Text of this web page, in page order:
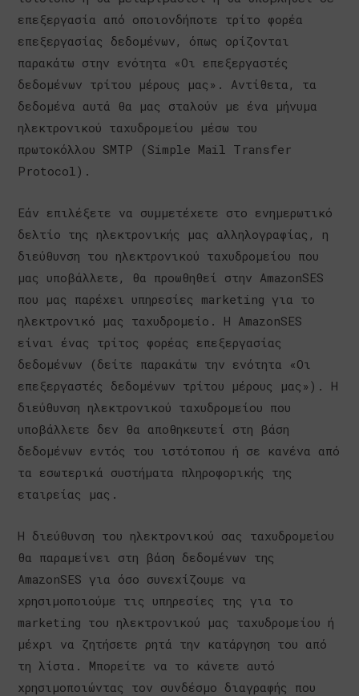
επεξεργασία από οποιονδήποτε τρίτο φορέα
επεξεργασίας δεδομένων, όπως ορίζονται
παρακάτω στην ενότητα «Οι επεξεργαστές
δεδομένων τρίτου μέρους μας». Αντίθετα, τα
δεδομένα αυτά θα μας σταλούν με ένα μήνυμα
ηλεκτρονικού ταχυδρομείου μέσω του
πρωτοκόλλου SMTP (Simple Mail Transfer
Protocol).
Εάν επιλέξετε να συμμετέχετε στο ενημερωτικό
δελτίο της ηλεκτρονικής μας αλληλογραφίας, η
διεύθυνση του ηλεκτρονικού ταχυδρομείου που
μας υποβάλλετε, θα προωθηθεί στην AmazonSES
που μας παρέχει υπηρεσίες marketing για το
ηλεκτρονικό μας ταχυδρομείο. Η AmazonSES
είναι ένας τρίτος φορέας επεξεργασίας
δεδομένων (δείτε παρακάτω την ενότητα «Οι
επεξεργαστές δεδομένων τρίτου μέρους μας»). Η
διεύθυνση ηλεκτρονικού ταχυδρομείου που
υποβάλλετε δεν θα αποθηκευτεί στη βάση
δεδομένων εντός του ιστότοπου ή σε κανένα από
τα εσωτερικά συστήματα πληροφορικής της
εταιρείας μας.
Η διεύθυνση του ηλεκτρονικού σας ταχυδρομείου
θα παραμείνει στη βάση δεδομένων της
AmazonSES για όσο συνεχίζουμε να
χρησιμοποιούμε τις υπηρεσίες της για το
marketing του ηλεκτρονικού μας ταχυδρομείου ή
μέχρι να ζητήσετε ρητά την κατάργηση του από
τη λίστα. Μπορείτε να το κάνετε αυτό
χρησιμοποιώντας τον συνδέσμο διαγραφής που